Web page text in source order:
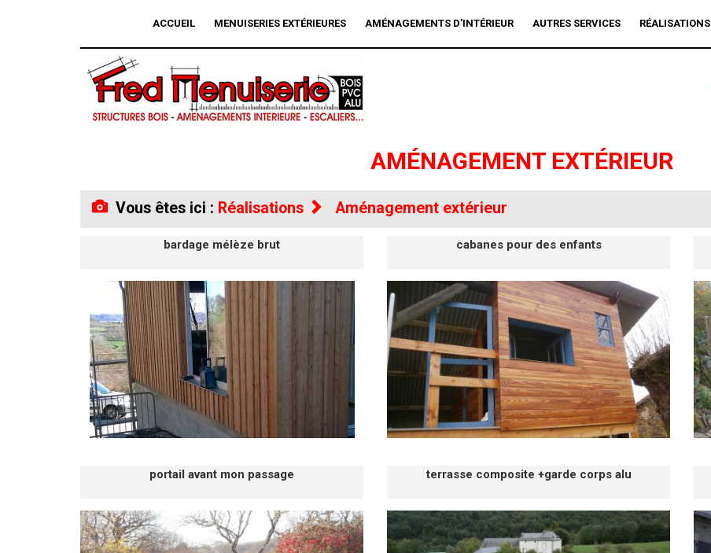
ACCUEIL MENUISERIES EXTÉRIEURES AMÉNAGEMENTS D'INTÉRIEUR AUTRES SERVICES RÉALISATIONS
Vous êtes ici : Réalisations Aménagement extérieur
bardage mélèze brut cabanes pour des enfants
portail avant mon passage terrasse composite +garde corps alu
AMÉNAGEMENT EXTÉRIEUR